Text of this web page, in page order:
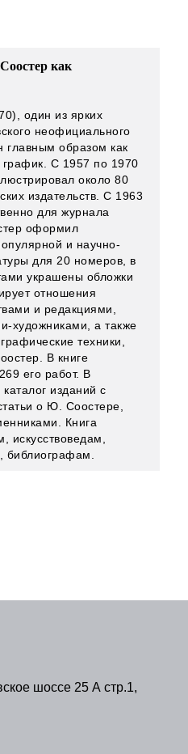
как
один из ярких
неофициального
главным образом как
С 1957 по 1970
около 80
издательств. С 1963
для журнала
оформил
и научно-
для 20 номеров, в
украшены обложки
отношения
и редакциями,
художниками, а также
техники,
В книге
его работ. В
изданий с
о Ю. Соостере,
Книга
искусствоведам,
библиографам.
шоссе 25 А стр.1,